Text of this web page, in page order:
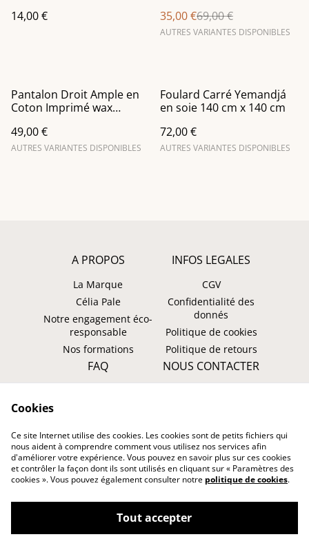
14,00 € 35,00 €69,00 €
AUTRES VARIANTES DISPONIBLES
Pantalon Droit Ample en
Coton Imprimé wax
49,00 €
AUTRES VARIANTES DISPONIBLES
Foulard Carré Yemandjá
en soie 140 cm x 140 cm
72,00 €
AUTRES VARIANTES DISPONIBLES
A PROPOS
La Marque
Célia Pale
Notre engagement éco-
responsable
Nos formations
INFOS LEGALES
CGV
Confidentialité des
donnés
Politique de cookies
Politique de retours
FAQ
Suivre ma commande
NOUS CONTACTER
@tombasana.fr
Cookies
Ce site Internet utilise des cookies. Les cookies sont de petits fichiers qui
nous aident à comprendre comment vous utilisez nos services afin
d'améliorer votre expérience. Vous pouvez en savoir plus sur ces cookies
et contrôler la façon dont ils sont utilisés en cliquant sur « Paramètres des
cookies ». Vous pouvez également consulter notre politique de cookies.
Tout accepter